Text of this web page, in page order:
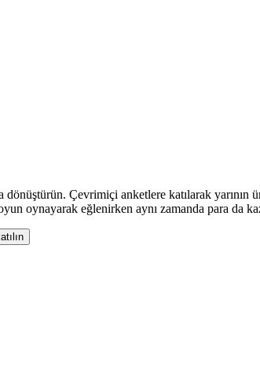
Çevrimiçi anketlere katılarak
oynayarak eğlenirken aynı zamanda para da